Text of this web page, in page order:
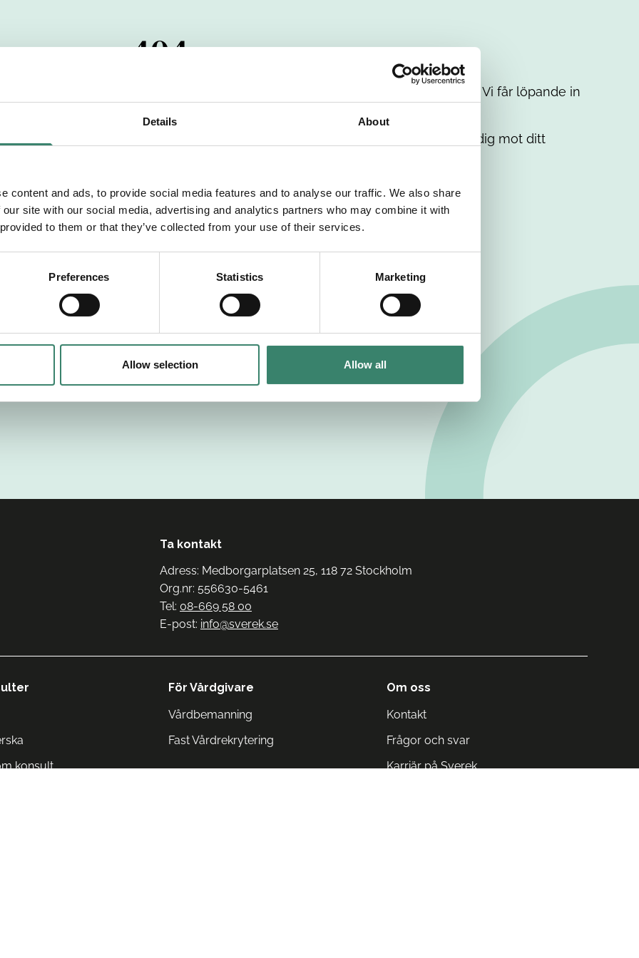
Details About
content and ads, to provide social media features and to analyse our traffic. We also share
site with our social media, advertising and analytics partners who may combine it with
to them or that they’ve collected from your use of their services.
Preferences Statistics Marketing
Allow selection Allow all
404
har passerats. Vi uppskattar verkligen ditt intresse. Misströsta inte. Vi får löpande in
dig med mer information om våra aktuella uppdrag. Tillsammans matchar vi dig mot ditt
Tillbaka till Sverek
Ta kontakt
Adress: Medborgarplatsen 25, 118 72 Stockholm
Org.nr: 556630-5461
Tel: 08-669 58 00
E-post: info@sverek.se
konsult
För Vårdgivare
Vårdbemanning
Fast Vårdrekrytering
Om oss
Kontakt
Frågor och svar
Karriär på Sverek